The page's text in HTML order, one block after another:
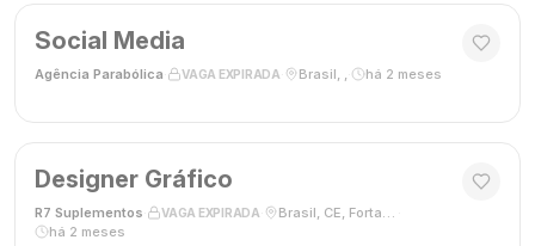
Social Media
Agência Parabólica VAGA EXPIRADA Brasil, , há 2 meses
Designer Gráfico
R7 Suplementos VAGA EXPIRADA Brasil, CE, Fortaleza
há 2 meses